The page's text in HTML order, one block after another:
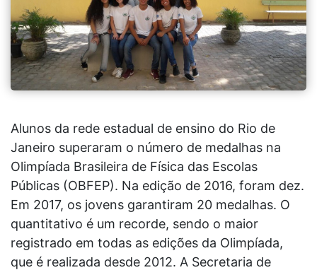
Alunos da rede estadual de ensino do Rio de
Janeiro superaram o número de medalhas na
Olimpíada Brasileira de Física das Escolas
Públicas (OBFEP). Na edição de 2016, foram dez.
Em 2017, os jovens garantiram 20 medalhas. O
quantitativo é um recorde, sendo o maior
registrado em todas as edições da Olimpíada,
que é realizada desde 2012. A Secretaria de